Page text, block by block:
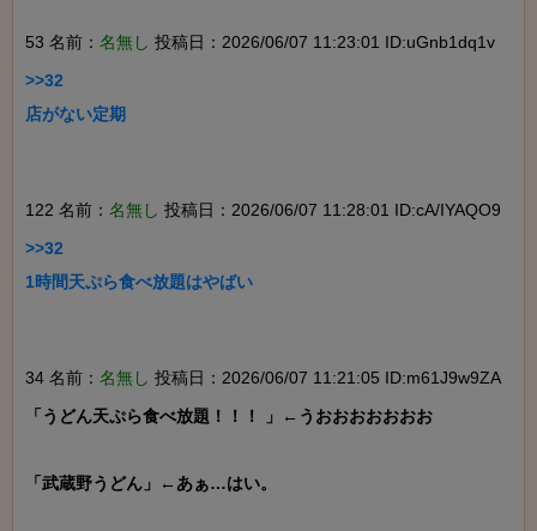
53 名前： 名無し 投稿日：2026/06/07 11:23:01 ID:uGnb1dq1v
>>32
店がない定期
122 名前： 名無し 投稿日：2026/06/07 11:28:01 ID:cA/IYAQO9
>>32
1時間天ぷら食べ放題はやばい
34 名前： 名無し 投稿日：2026/06/07 11:21:05 ID:m61J9w9ZA
「うどん天ぷら食べ放題！！！ 」←うおおおおおおお
「武蔵野うどん」←あぁ…はい。